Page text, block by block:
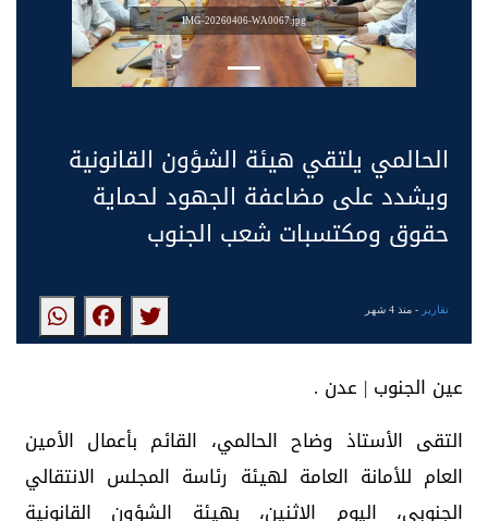
IMG-20260406-WA0067.jpg
الحالمي يلتقي هيئة الشؤون القانونية
ويشدد على مضاعفة الجهود لحماية
حقوق ومكتسبات شعب الجنوب
تقارير - منذ 4 شهر
عين الجنوب | عدن .
التقى الأستاذ وضاح الحالمي، القائم بأعمال الأمين
العام للأمانة العامة لهيئة رئاسة المجلس الانتقالي
الجنوبي، اليوم الإثنين، بهيئة الشؤون القانونية